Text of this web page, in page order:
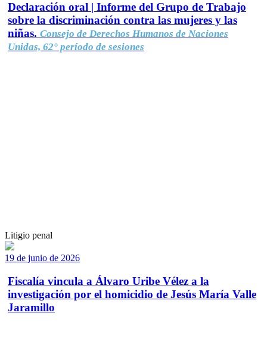
Declaración oral | Informe del Grupo de Trabajo
sobre la discriminación contra las mujeres y las
niñas. Consejo de Derechos Humanos de Naciones
Unidas, 62° período de sesiones
Litigio penal
19 de junio de 2026
Fiscalía vincula a Álvaro Uribe Vélez a la
investigación por el homicidio de Jesús María Valle
Jaramillo